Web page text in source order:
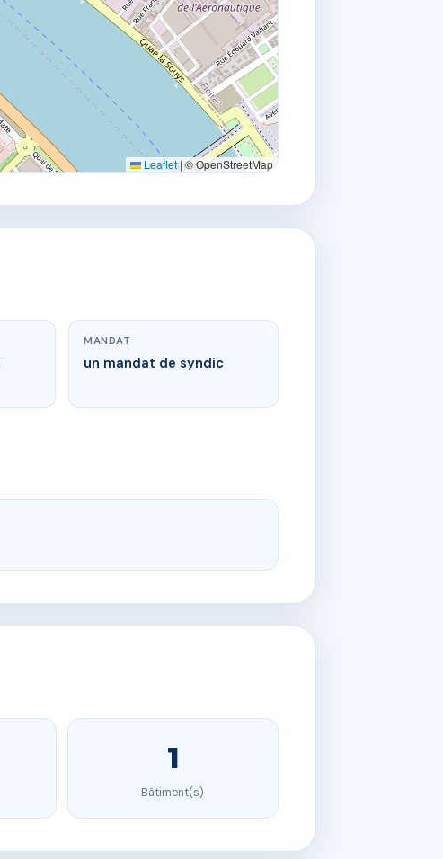
Leaflet |© OpenStreetMap
MANDAT
un mandat de syndic
1
Bâtiment(s)